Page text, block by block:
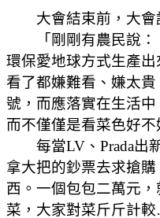
大會結束前，大會
「剛剛有農民說：
環保愛地球方式生產
看了都嫌難看、嫌太
號，而應落實在生活中
而不僅僅是看菜色好不
每當LV、Prada出
拿大把的鈔票去求搶
西。一個包包二萬元
菜，大家對菜斤斤計較